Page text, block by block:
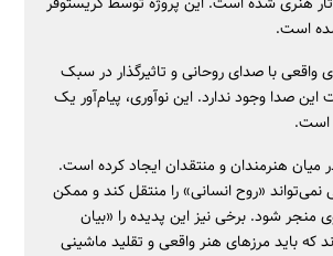
است.
واقعی با صدای روحانی و تاثیرگذار در سبک
صدا وجود ندارد. این نوآوری، پیام‌آور یک
است.
هنرمندان و منتقدان ایجاد کرده است.
«روح انسانی» را منتقل کند و ممکن
شود. برخی نیز این پدیده را «بیان
باید مرزهای هنر واقعی و تقلید ماشینی